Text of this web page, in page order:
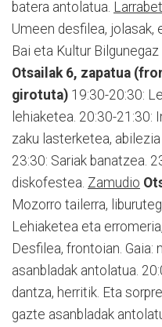
batera antolatua.
Umeen desfilea, jolasak,
Bai eta Kultur
Otsailak 6, zapatua
girotuta) 19:30-20:30:
lehiaketea. 20:30-21:30:
zaku lasterketea,
23:30: Sariak banatzea.
diskofestea. Zamudio
Mozorro tailerra,
Lehiaketea eta
Desfilea, frontoian. Gaia:
asanbladak antolatua.
dantza, herritik. Eta
gazte asanbladak